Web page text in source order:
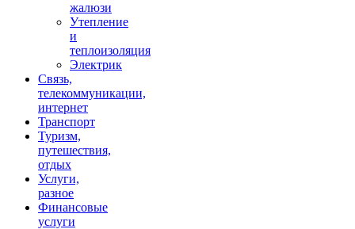
жалюзи
Утепление
и
теплоизоляция
Электрик
Связь,
телекоммуникации,
интернет
Транспорт
Туризм,
путешествия,
отдых
Услуги,
разное
Финансовые
услуги